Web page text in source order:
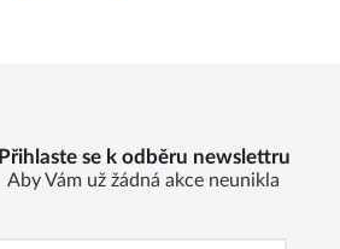
Přihlaste se k odběru newslettru
Aby Vám už žádná akce neunikla